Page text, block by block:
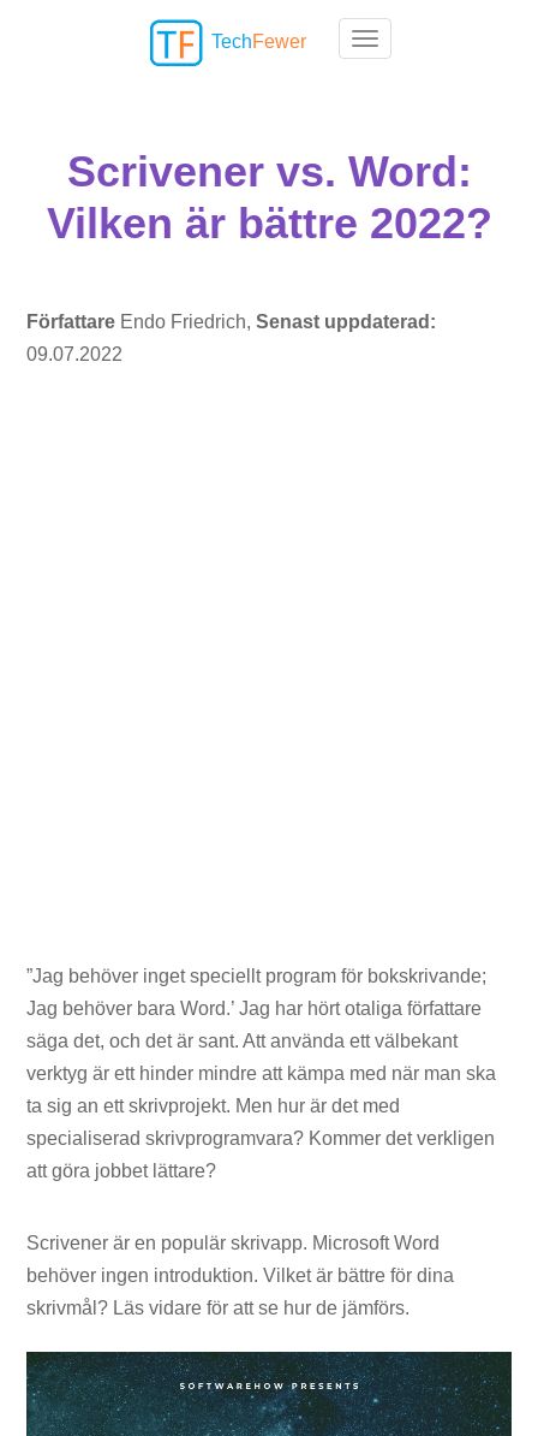
Toggle navigation
TechFewer
Scrivener vs. Word:
Vilken är bättre 2022?
Författare Endo Friedrich,Senast uppdaterad:
09.07.2022
”Jag behöver inget speciellt program för bokskrivande;
Jag behöver bara Word.’ Jag har hört otaliga författare
säga det, och det är sant. Att använda ett välbekant
verktyg är ett hinder mindre att kämpa med när man ska
ta sig an ett skrivprojekt. Men hur är det med
specialiserad skrivprogramvara? Kommer det verkligen
att göra jobbet lättare?
Scrivener är en populär skrivapp. Microsoft Word
behöver ingen introduktion. Vilket är bättre för dina
skrivmål? Läs vidare för att se hur de jämförs.